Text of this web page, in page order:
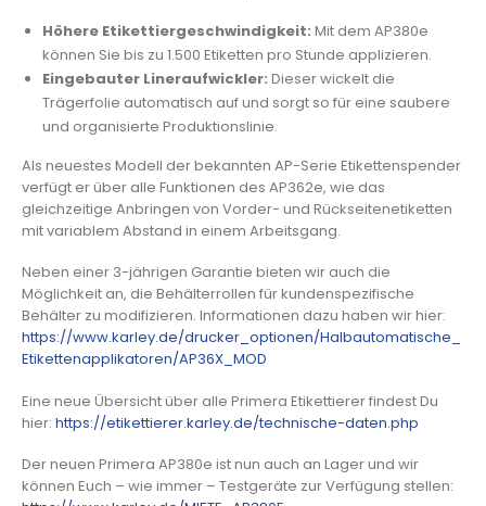
Höhere Etikettiergeschwindigkeit: Mit dem AP380e
können Sie bis zu 1.500 Etiketten pro Stunde applizieren.
Eingebauter Lineraufwickler: Dieser wickelt die
Trägerfolie automatisch auf und sorgt so für eine saubere
und organisierte Produktionslinie.
Als neuestes Modell der bekannten AP-Serie Etikettenspender
verfügt er über alle Funktionen des AP362e, wie das
gleichzeitige Anbringen von Vorder- und Rückseitenetiketten
mit variablem Abstand in einem Arbeitsgang.
Neben einer 3-jährigen Garantie bieten wir auch die
Möglichkeit an, die Behälterrollen für kundenspezifische
Behälter zu modifizieren. Informationen dazu haben wir hier:
https://www.karley.de/drucker_optionen/Halbautomatische_
Etikettenapplikatoren/AP36X_MOD
Eine neue Übersicht über alle Primera Etikettierer findest Du
hier: https://etikettierer.karley.de/technische-daten.php
Der neuen Primera AP380e ist nun auch an Lager und wir
können Euch – wie immer – Testgeräte zur Verfügung stellen: